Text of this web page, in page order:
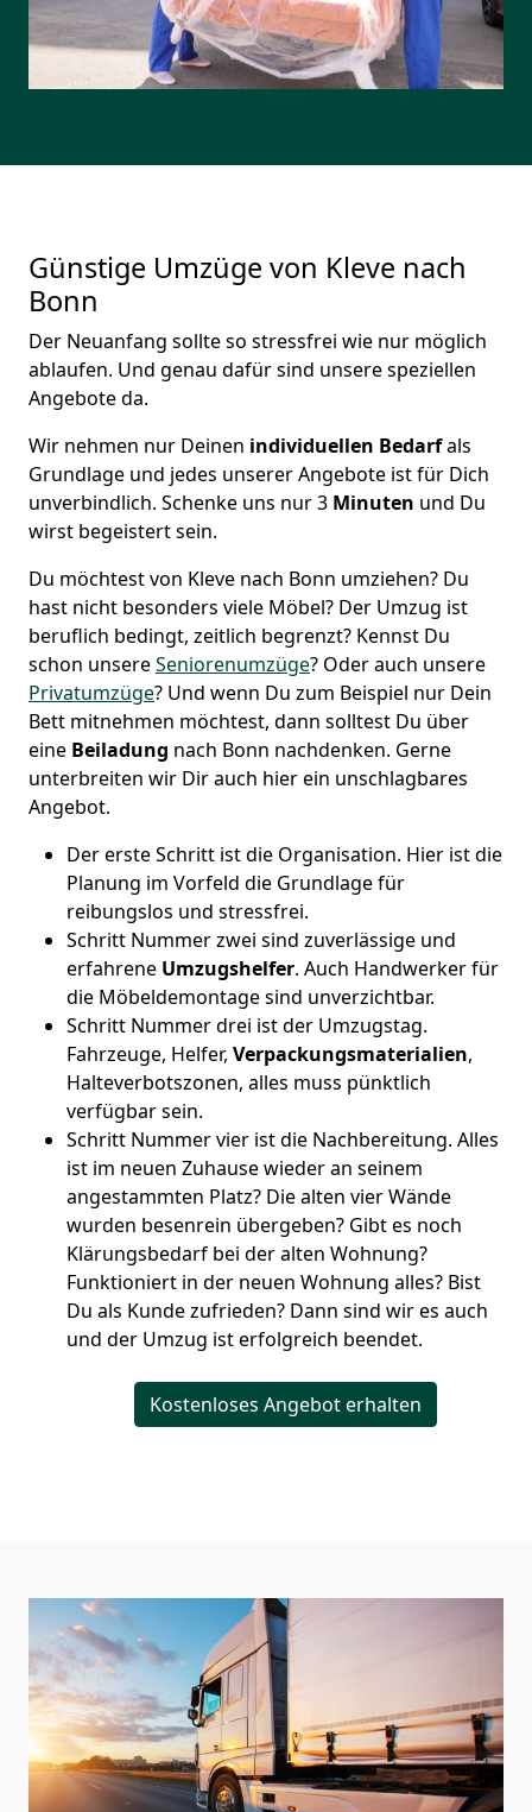
Günstige Umzüge von Kleve nach
Bonn
Der Neuanfang sollte so stressfrei wie nur möglich
ablaufen. Und genau dafür sind unsere speziellen
Angebote da.
Wir nehmen nur Deinen individuellen Bedarfals
Grundlage und jedes unserer Angebote ist für Dich
unverbindlich. Schenke uns nur 3 Minuten und Du
wirst begeistert sein.
Du möchtest von Kleve nach Bonn umziehen? Du
hast nicht besonders viele Möbel? Der Umzug ist
beruflich bedingt, zeitlich begrenzt? Kennst Du
schon unsereSeniorenumzüge? Oder auch unsere
Privatumzüge? Und wenn Du zum Beispiel nur Dein
Bett mitnehmen möchtest, dann solltest Du über
eine Beiladung nach Bonn nachdenken. Gerne
unterbreiten wir Dir auch hier ein unschlagbares
Angebot.
Der erste Schritt ist die Organisation. Hier ist die
Planung im Vorfeld die Grundlage für
reibungslos und stressfrei.
Schritt Nummer zwei sind zuverlässige und
erfahrene Umzugshelfer. Auch Handwerker für
die Möbeldemontage sind unverzichtbar.
Schritt Nummer drei ist der Umzugstag.
Fahrzeuge, Helfer, Verpackungsmaterialien,
Halteverbotszonen, alles muss pünktlich
verfügbar sein.
Schritt Nummer vier ist die Nachbereitung. Alles
ist im neuen Zuhause wieder an seinem
angestammten Platz? Die alten vier Wände
wurden besenrein übergeben? Gibt es noch
Klärungsbedarf bei der alten Wohnung?
Funktioniert in der neuen Wohnung alles? Bist
Du als Kunde zufrieden? Dann sind wir es auch
und der Umzug ist erfolgreich beendet.
Kostenloses Angebot erhalten